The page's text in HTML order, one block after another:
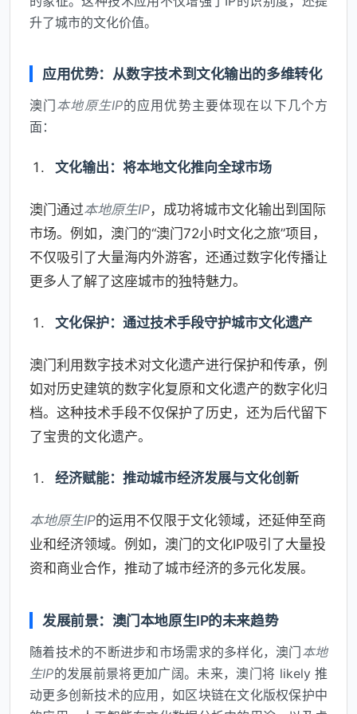
升了城市的文化价值。
应用优势：从数字技术到文化输出的多维转化
澳门 本地原生IP的应用优势主要体现在以下几个方
面：
文化输出：将本地文化推向全球市场
澳门通过本地原生IP，成功将城市文化输出到国际
市场。例如，澳门的“澳门72小时文化之旅”项目，
不仅吸引了大量海内外游客，还通过数字化传播让
更多人了解了这座城市的独特魅力。
文化保护：通过技术手段守护城市文化遗产
澳门利用数字技术对文化遗产进行保护和传承，例
如对历史建筑的数字化复原和文化遗产的数字化归
档。这种技术手段不仅保护了历史，还为后代留下
了宝贵的文化遗产。
经济赋能：推动城市经济发展与文化创新
本地原生IP的运用不仅限于文化领域，还延伸至商
业和经济领域。例如，澳门的文化IP吸引了大量投
资和商业合作，推动了城市经济的多元化发展。
发展前景：澳门本地原生IP的未来趋势
随着技术的不断进步和市场需求的多样化，澳门 本地
生IP的发展前景将更加广阔。未来，澳门将 likely 推
动更多创新技术的应用，如区块链在文化版权保护中